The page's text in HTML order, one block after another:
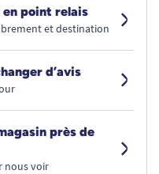
en point relais
et destination
d’avis
près de
nous voir